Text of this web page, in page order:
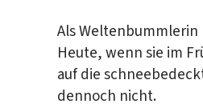
Als Weltenbummlerin
Heute, wenn sie im
auf die
dennoch nicht.